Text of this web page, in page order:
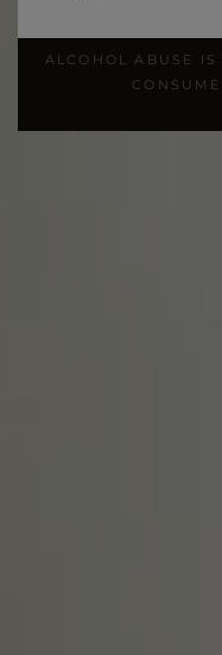
ALCOHOL ABUSE